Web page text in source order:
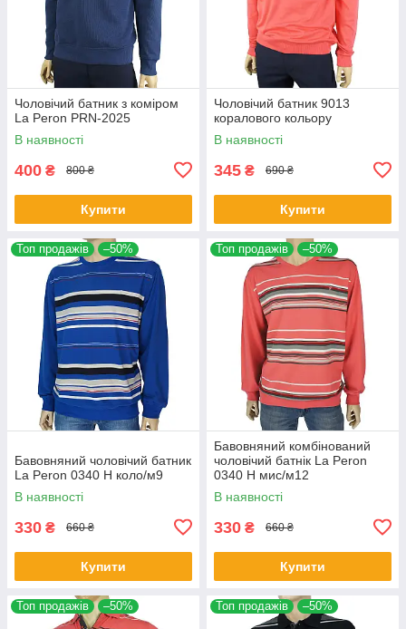
Чоловічий батник з коміром
La Peron PRN-2025
В наявності
400 ₴ 800 ₴
Купити
Чоловічий батник 9013
коралового кольору
В наявності
345 ₴ 690 ₴
Купити
Топ продажів –50%
Бавовняний чоловічий батник
La Peron 0340 H коло/м9
В наявності
330 ₴ 660 ₴
Купити
Топ продажів –50%
Бавовняний комбінований
чоловічий батнік La Peron
0340 H мис/м12
В наявності
330 ₴ 660 ₴
Купити
Топ продажів –50% Топ продажів –50%